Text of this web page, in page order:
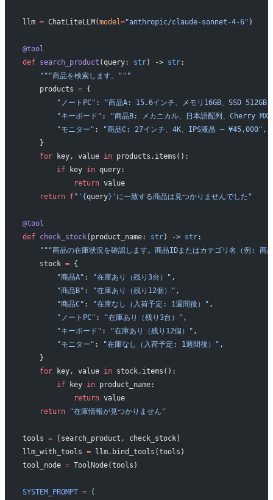
llm = ChatLiteLLM(model ="anthropic/claude-sonnet-4-6" )
@tool
def search_product (query: str) -> str:
    """商品を検索します。"""
    products
= {
        "ノートPC"
:
"商品A: 15.6インチ、メモリ16GB、SSD
        "キーボード"
:
"商品B: メカニカル、日本語配列、Cherry
        "モニター"
: "商品C: 27インチ、4K、IPS液晶 — ¥45,000" ,
    }
    for
key, value in products.items():
        if
key in query:
            return
value
    return
f"' {query} 'に一致する商品は見つかりませんでした"
@tool
def check_stock(product_name: str) -> str:
"""商品の在庫状況を確認します。商品IDまたはカテゴリ名（例: 商
    stock
= {
        "商品A"
: "在庫あり（残り3台）" ,
        "商品B"
: "在庫あり（残り12個）" ,
        "商品C"
: "在庫なし（入荷予定: 1週間後）" ,
        "ノートPC"
: "在庫あり（残り3台）" ,
        "キーボード"
: "在庫あり（残り12個）" ,
        "モニター"
: "在庫なし（入荷予定: 1週間後）" ,
    }
    for
key, value in stock.items():
        if
key in product_name:
            return
value
    return
"在庫情報が見つかりません"
tools = [search_product, check_stock]
llm_with_tools = llm.bind_tools(tools)
tool_node = ToolNode(tools)
SYSTEM_PROMPT = (